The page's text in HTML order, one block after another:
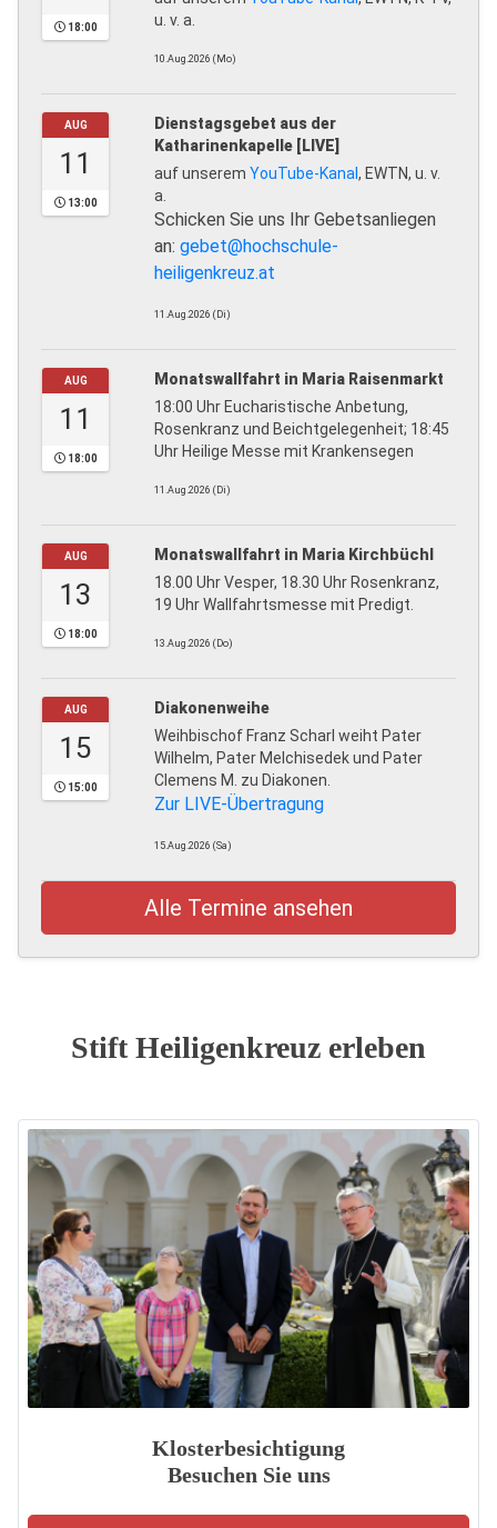
18:00
u. v. a.
10.Aug.2026 (Mo)
AUG
11
13:00
Dienstagsgebet aus der
Katharinenkapelle [LIVE]
auf unserem YouTube-Kanal, EWTN, u. v.
a.
Schicken Sie uns Ihr Gebetsanliegen
an: gebet@hochschule-
heiligenkreuz.at
11.Aug.2026 (Di)
AUG
11
18:00
Monatswallfahrt in Maria Raisenmarkt
18:00 Uhr Eucharistische Anbetung,
Rosenkranz und Beichtgelegenheit; 18:45
Uhr Heilige Messe mit Krankensegen
11.Aug.2026 (Di)
AUG
13
18:00
Monatswallfahrt in Maria Kirchbüchl
18.00 Uhr Vesper, 18.30 Uhr Rosenkranz,
19 Uhr Wallfahrtsmesse mit Predigt.
13.Aug.2026 (Do)
AUG
15
15:00
Diakonenweihe
Weihbischof Franz Scharl weiht Pater
Wilhelm, Pater Melchisedek und Pater
Clemens M. zu Diakonen.
Zur LIVE-Übertragung
15.Aug.2026 (Sa)
Alle Termine ansehen
Stift Heiligenkreuz erleben
Klosterbesichtigung
Besuchen Sie uns